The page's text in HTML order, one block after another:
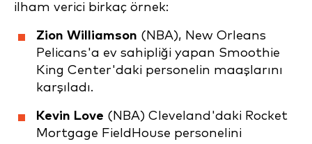
ilham verici birkaç örnek:
Zion Williamson (NBA), New Orleans
Pelicans'a ev sahipliği yapan Smoothie
King Center'daki personelin maaşlarını
karşıladı.
Kevin Love (NBA) Cleveland'daki Rocket
Mortgage FieldHouse personelini